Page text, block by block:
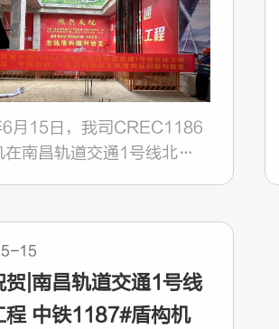
月15日，我司CREC1186
南昌轨道交通1号线北延
15
贺|南昌轨道交通1号线
程 中铁1187#盾构机